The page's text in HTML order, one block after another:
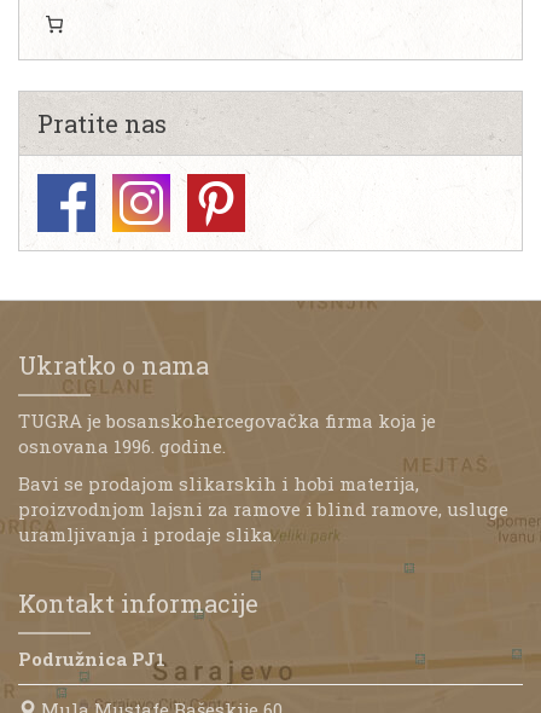
Pratite nas
Ukratko o nama
TUGRA je bosanskohercegovačka firma koja je
osnovana 1996. godine.
Bavi se prodajom slikarskih i hobi materija,
proizvodnjom lajsni za ramove i blind ramove, usluge
uramljivanja i prodaje slika.
Kontakt informacije
Podružnica PJ1